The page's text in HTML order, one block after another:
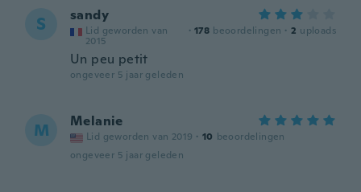
S sandy
Lid geworden van
2015
· 178 beoordelingen · 2 uploads
Un peu petit
ongeveer 5 jaar geleden
M Melanie
Lid geworden van 2019 · 10 beoordelingen
ongeveer 5 jaar geleden